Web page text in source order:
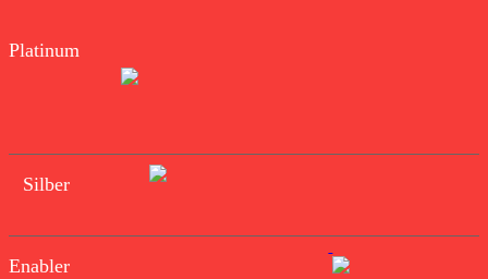
Platinum
Silber
Enabler